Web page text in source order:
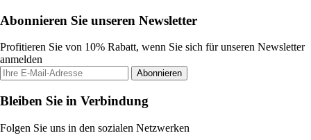
Abonnieren Sie unseren Newsletter
Profitieren Sie von 10% Rabatt, wenn Sie sich für unseren Newsletter
anmelden
Abonnieren
Bleiben Sie in Verbindung
Folgen Sie uns in den sozialen Netzwerken